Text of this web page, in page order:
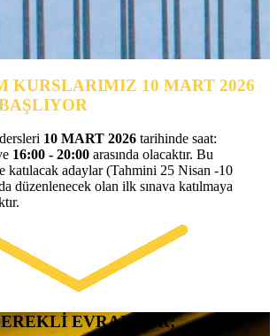
KURSLARIMIZ 10 MART 2026
10 MART 2026 tarihinde saat:
16:00 - 20:00 arasında olacaktır. Bu
katılacak adaylar (Tahmini 25 Nisan -10
düzenlenecek olan ilk sınava katılmaya
EVRAKLAR;